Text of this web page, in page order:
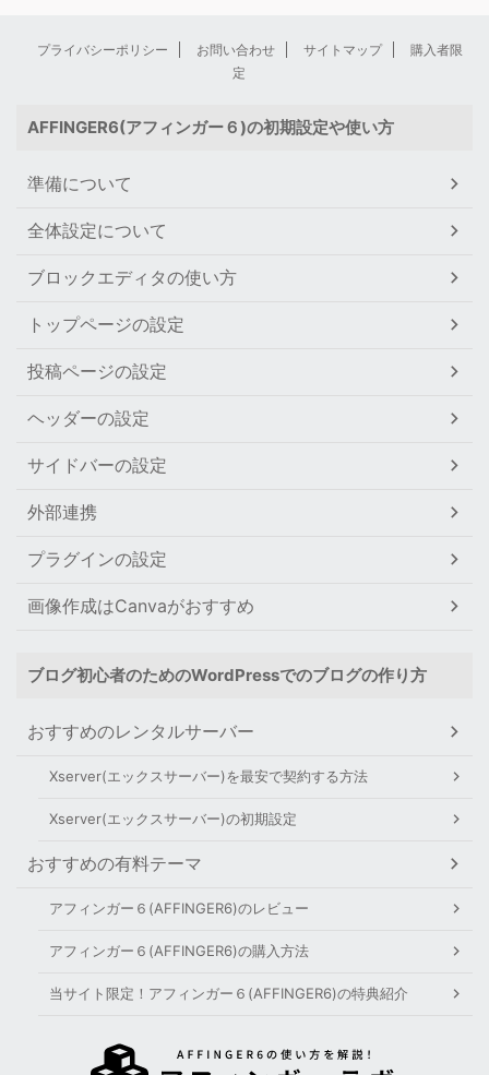
プライバシーポリシー お問い合わせ サイトマップ
購入者限
定
AFFINGER6(アフィンガー６)の初期設定や使い方
準備について
全体設定について
ブロックエディタの使い方
トップページの設定
投稿ページの設定
ヘッダーの設定
サイドバーの設定
外部連携
プラグインの設定
画像作成はCanvaがおすすめ
ブログ初心者のためのWordPressでのブログの作り方
おすすめのレンタルサーバー
Xserver(エックスサーバー)を最安で契約する方法
Xserver(エックスサーバー)の初期設定
おすすめの有料テーマ
アフィンガー６(AFFINGER6)のレビュー
アフィンガー６(AFFINGER6)の購入方法
当サイト限定！アフィンガー６(AFFINGER6)の特典紹介